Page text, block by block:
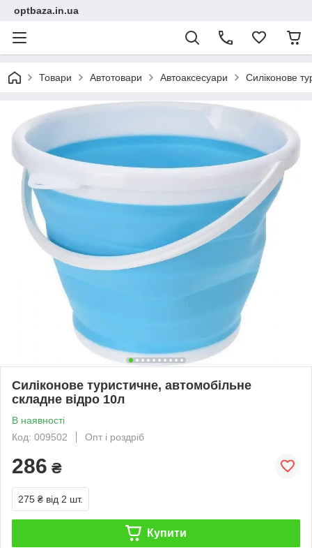
optbaza.in.ua
Товари Автотовари Автоаксесуари Силіконове
Силіконове туристичне, автомобільне
складне відро 10л
В наявності
Код: 009502
Опт і роздріб
286 ₴
275 ₴ від 2 шт.
Купити